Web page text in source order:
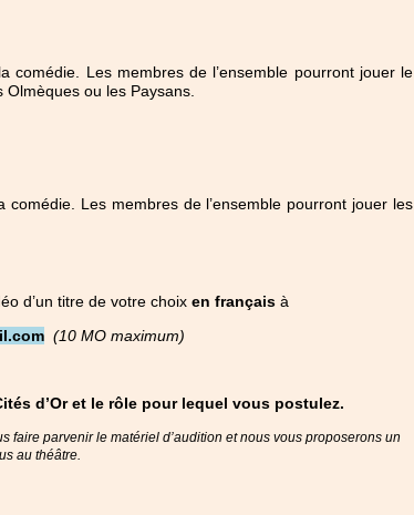
comédie. Les membres de l’ensemble pourront jouer le
ou les Paysans.
Les membres de l’ensemble pourront jouer les
d’un titre de votre choix en français à
(10 MO maximum)
d’Or et le rôle pour lequel vous postulez.
faire parvenir le matériel d’audition et nous vous proposerons un
au théâtre.